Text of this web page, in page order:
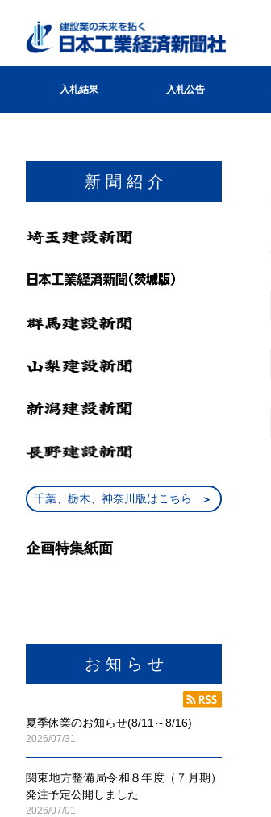
入札結果 入札公告
新 聞 紹 介
千葉、栃木、神奈川版はこちら
企画特集紙面
お 知 ら せ
夏季休業のお知らせ(8/11～8/16)
2026/07/31
関東地方整備局令和８年度（７月期）
発注予定公開しました
2026/07/01